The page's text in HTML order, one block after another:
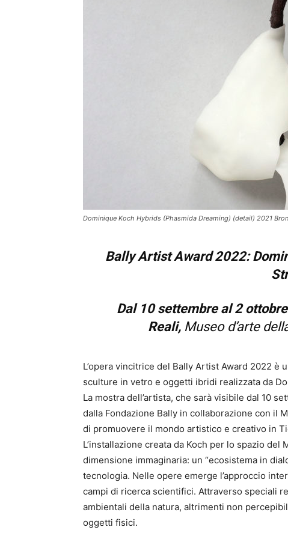
Dominique Koch Hybrids (Phasmida Dreaming) (detail) 2021
Bally Artist Award 2022:
Dal 10 settembre al 2
Reali, Museo d’arte
L’opera vincitrice del Bally Artist Award 2022 è
sculture in vetro e oggetti ibridi realizzata da
La mostra dell’artista, che sarà visibile dal 10
dalla Fondazione Bally in collaborazione con il
di promuovere il mondo artistico e creativo in
L’installazione creata da Koch per lo spazio
dimensione immaginaria: un “ecosistema in
tecnologia. Nelle opere emerge l’approccio
campi di ricerca scientifici. Attraverso speciali
ambientali della natura, altrimenti non
oggetti fisici.